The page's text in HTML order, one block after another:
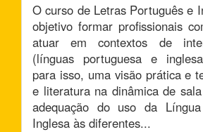
O curso de Letras Português e
objetivo formar profissionais
atuar em contextos de
(línguas portuguesa e
para isso, uma visão prática e
e literatura na dinâmica de
adequação do uso da
Inglesa às diferentes...